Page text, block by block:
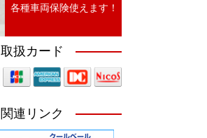
各種車両保険使えます！
取扱カード
関連リンク